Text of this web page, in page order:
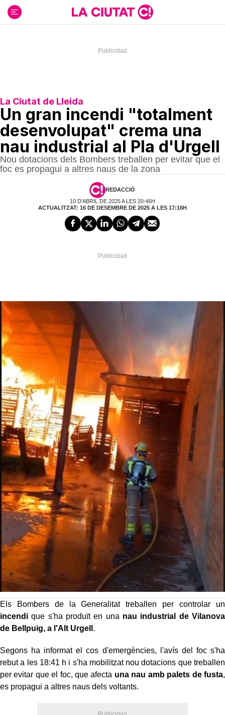
contenido
La Ciutat de Lleida
Un gran incendi "totalment
desenvolupat" crema una
nau industrial al Pla d'Urgell
Nou dotacions dels Bombers treballen per evitar que el
foc es propagui a altres naus de la zona
REDACCIÓ
10 D'ABRIL DE 2025 A LES 20:46H
ACTUALITZAT: 16 DE DESEMBRE DE 2025 A LES 17:16H
Els Bombers de la Generalitat treballen per controlar un
incendi que s'ha produït en una nau industrial de Vilanova
de Bellpuig, a l'Alt Urgell .
Segons ha informat el cos d'emergències, l'avís del foc s'ha
rebut a les 18:41 h i s'ha mobilitzat nou dotacions que treballen
per evitar que el foc, que afecta una nau amb palets de fusta,
es propagui a altres naus dels voltants.